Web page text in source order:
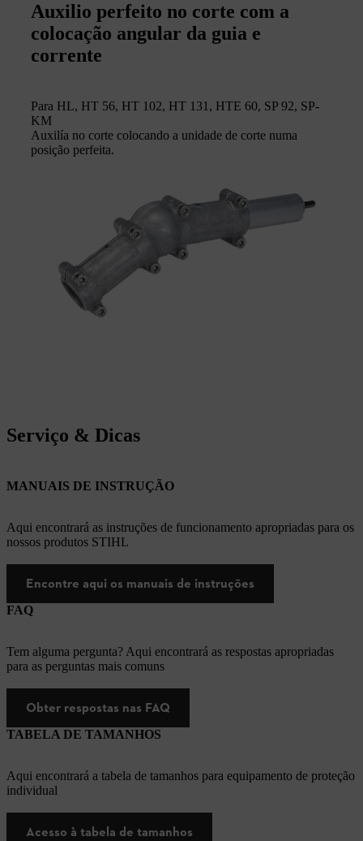
Auxilio perfeito no corte com a
colocação angular da guia e
corrente
Para HL, HT 56, HT 102, HT 131, HTE 60, SP 92, SP-
KM
Auxilía no corte colocando a unidade de corte numa
posição perfeita.
Serviço & Dicas
MANUAIS DE INSTRUÇÃO
Aqui encontrará as instruções de funcionamento apropriadas para os
nossos produtos STIHL
Encontre aqui os manuais de instruções
FAQ
Tem alguma pergunta? Aqui encontrará as respostas apropriadas
para as perguntas mais comuns
Obter respostas nas FAQ
TABELA DE TAMANHOS
Aqui encontrará a tabela de tamanhos para equipamento de proteção
individual
Acesso à tabela de tamanhos